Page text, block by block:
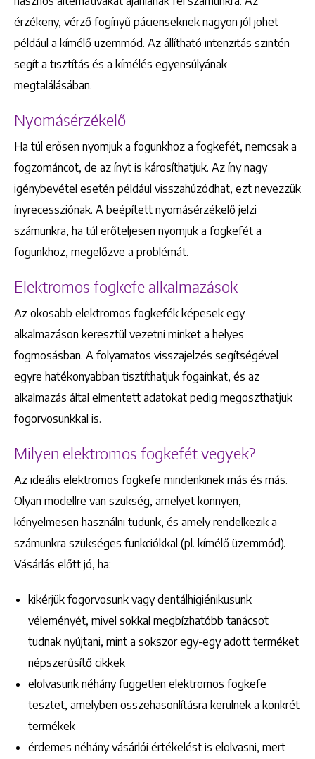
+36 1 222 7250
+36 1 222 9150
1148 Budapest, Örs vezér tere 2.
érzékeny, vérző fogínyű pácienseknek nagyon jól jöhet
például a kímélő üzemmód. Az állítható intenzitás szintén
segít a tisztítás és a kímélés egyensúlyának
megtalálásában.
Nyomásérzékelő
Ha túl erősen nyomjuk a fogunkhoz a fogkefét, nemcsak a
fogzománcot, de az ínyt is károsíthatjuk. Az íny nagy
igénybevétel esetén például visszahúzódhat, ezt nevezzük
ínyrecessziónak. A beépített nyomásérzékelő jelzi
számunkra, ha túl erőteljesen nyomjuk a fogkefét a
fogunkhoz, megelőzve a problémát.
Elektromos fogkefe alkalmazások
Az okosabb elektromos fogkefék képesek egy
alkalmazáson keresztül vezetni minket a helyes
fogmosásban. A folyamatos visszajelzés segítségével
egyre hatékonyabban tisztíthatjuk fogainkat, és az
alkalmazás által elmentett adatokat pedig megoszthatjuk
fogorvosunkkal is.
Milyen elektromos fogkefét vegyek?
Az ideális elektromos fogkefe mindenkinek más és más.
Olyan modellre van szükség, amelyet könnyen,
kényelmesen használni tudunk, és amely rendelkezik a
számunkra szükséges funkciókkal (pl. kímélő üzemmód).
Vásárlás előtt jó, ha:
kikérjük fogorvosunk vagy dentálhigiénikusunk
véleményét, mivel sokkal megbízhatóbb tanácsot
tudnak nyújtani, mint a sokszor egy-egy adott terméket
népszerűsítő cikkek
elolvasunk néhány független elektromos fogkefe
tesztet, amelyben összehasonlításra kerülnek a konkrét
termékek
érdemes néhány vásárlói értékelést is elolvasni, mert